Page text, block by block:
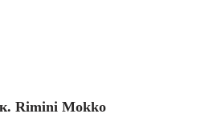
Rimini Mokko